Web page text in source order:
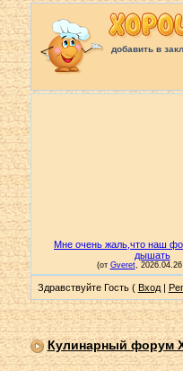
добавить в
Здравствуйте Гость ( Вход|
Кулинарный форум